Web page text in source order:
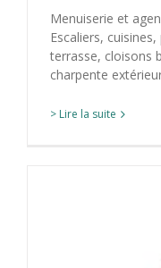
Menuiserie et
Escaliers,
terrasse, cloisons
charpente
> Lire la suite